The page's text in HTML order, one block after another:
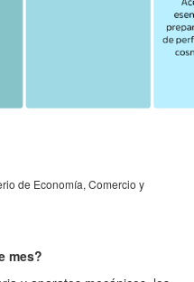
de Economía, Comercio y
mes?